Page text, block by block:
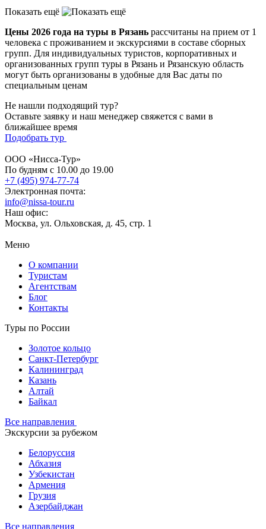
Показать ещё
Цены 2026 года на туры в Рязань рассчитаны на прием от 1
человека с проживанием и экскурсиями в составе сборных
групп. Для индивидуальных туристов, корпоративных и
организованных групп туры в Рязань и Рязанскую область
могут быть организованы в удобные для Вас даты по
специальным ценам
Не нашли подходящий тур?
Оставьте заявку и наш менеджер свяжется с вами в
ближайшее время
Подобрать тур
ООО «Нисса-Тур»
По будням с 10.00 до 19.00
+7 (495) 974-77-74
Электронная почта:
info@nissa-tour.ru
Наш офис:
Москва, ул. Ольховская, д. 45, стр. 1
Меню
О компании
Туристам
Агентствам
Блог
Контакты
Туры по России
Золотое кольцо
Санкт-Петербург
Калининград
Казань
Алтай
Байкал
Все направления
Экскурсии за рубежом
Белоруссия
Абхазия
Узбекистан
Армения
Грузия
Азербайджан
Все направления